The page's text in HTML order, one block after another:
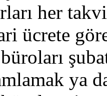
her
ücrete
ya